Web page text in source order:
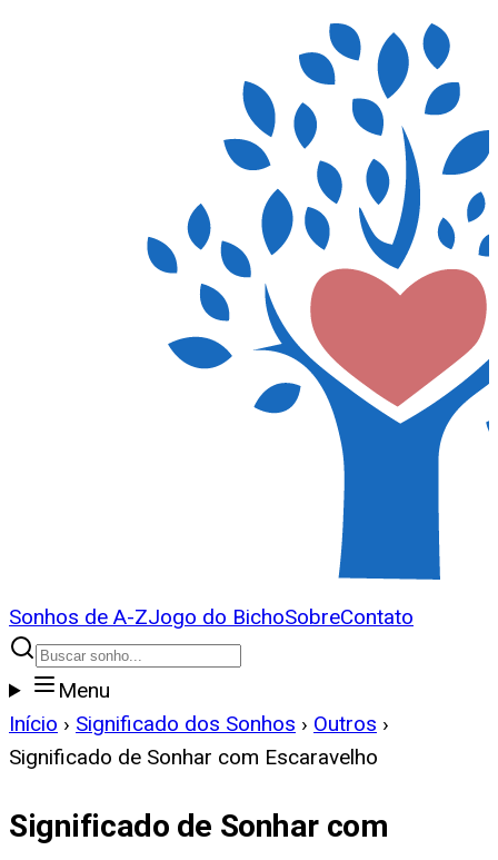
Sonhos de A-ZJogo do BichoSobreContato
Menu
Início › Significado dos Sonhos › Outros ›
Significado de Sonhar com Escaravelho
Significado de Sonhar com